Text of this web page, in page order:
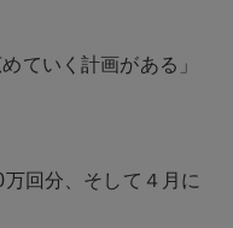
ていく計画がある」
回分、そして４月に